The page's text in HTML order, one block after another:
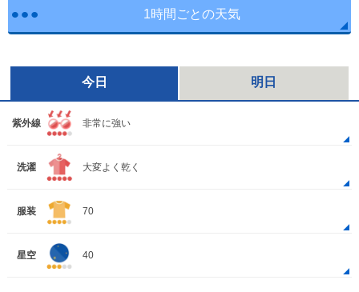
1時間ごとの天気
今日 明日
紫外線 非常に強い
洗濯 大変よく乾く
服装 70
星空 40